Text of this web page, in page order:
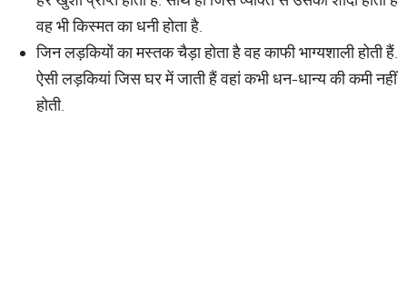
वह भी किस्मत का धनी होता है.
जिन लड़कियों का मस्तक चैड़ा होता है वह काफी भाग्यशाली होती हैं.
ऐसी लड़कियां जिस घर में जाती हैं वहां कभी धन-धान्य की कमी नहीं
होती.